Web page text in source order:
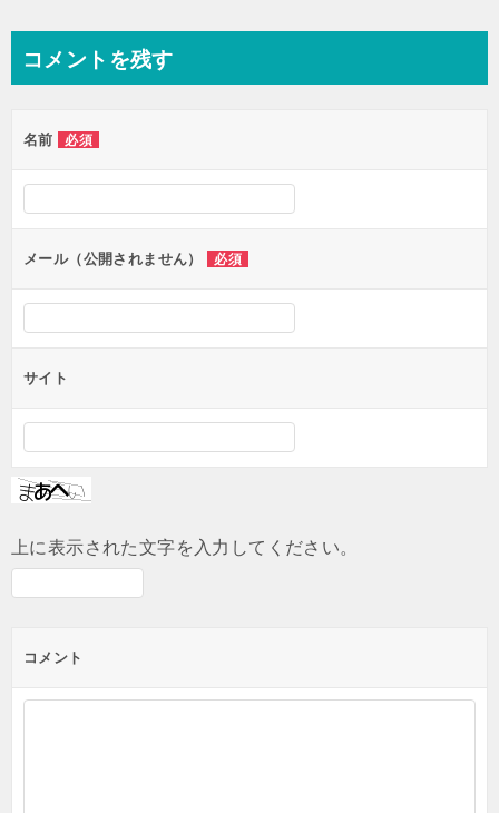
ビ
ー
シ
ョ
ン
コメントを残す
名前 必須
メール（公開されません） 必須
サイト
上に表示された文字を入力してください。
コメント